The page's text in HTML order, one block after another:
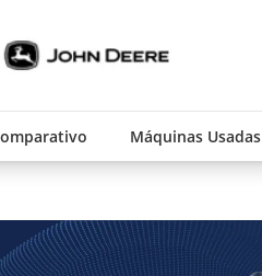
Máquinas Usadas